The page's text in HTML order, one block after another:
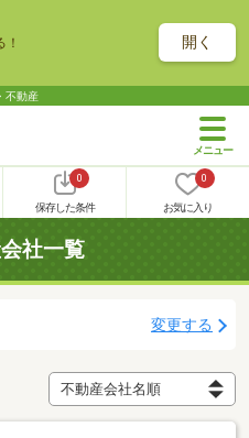
開く
不動産
0
保存した条件
0
お気に入り
社一覧
変更する